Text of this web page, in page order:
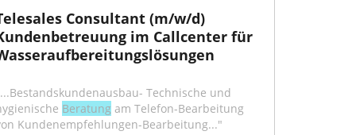
Consultant (m/w/d)
im Callcenter für
Technische und
Beratung am Telefon-Bearbeitung
Kundenempfehlungen-Bearbeitung..."